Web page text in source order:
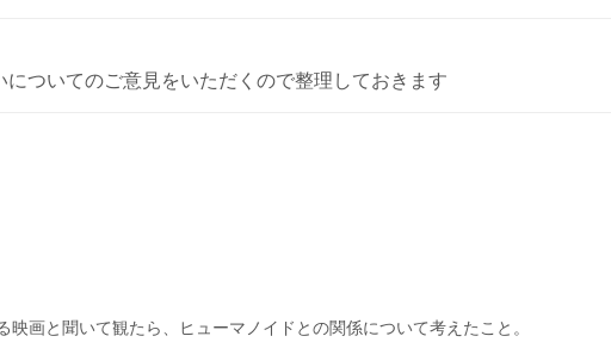
ついてのご意見をいただくので整理しておきます
映画と聞いて観たら、ヒューマノイドとの関係について考えたこと。